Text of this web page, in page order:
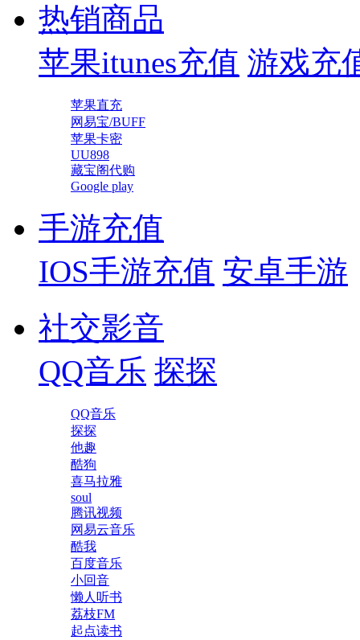
热销商品
苹果itunes充值 游戏充
苹果直充
网易宝/BUFF
苹果卡密
UU898
藏宝阁代购
Google play
手游充值
IOS手游充值 安卓手游
社交影音
QQ音乐 探探
QQ音乐
探探
他趣
酷狗
喜马拉雅
soul
腾讯视频
网易云音乐
酷我
百度音乐
小回音
懒人听书
荔枝FM
起点读书